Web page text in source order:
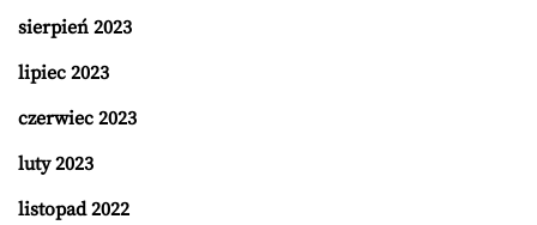
sierpień 2023
lipiec 2023
czerwiec 2023
luty 2023
listopad 2022